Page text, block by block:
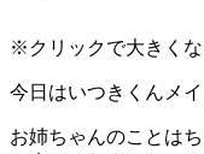
※クリックで大きくな
今日はいつきくんメ
お姉ちゃんのことは